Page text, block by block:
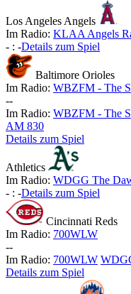
Los Angeles Angels
Im Radio: KLAA Angels
- : -Details zum Spiel
Baltimore Orioles
Im Radio: WBZFM - The
--
Im Radio: WBZFM - The
AM 830
Details zum Spiel
Athletics
Im Radio: WDGG The
- : -Details zum Spiel
Cincinnati Reds
Im Radio: 700WLW
--
Im Radio: 700WLW
Details zum Spiel